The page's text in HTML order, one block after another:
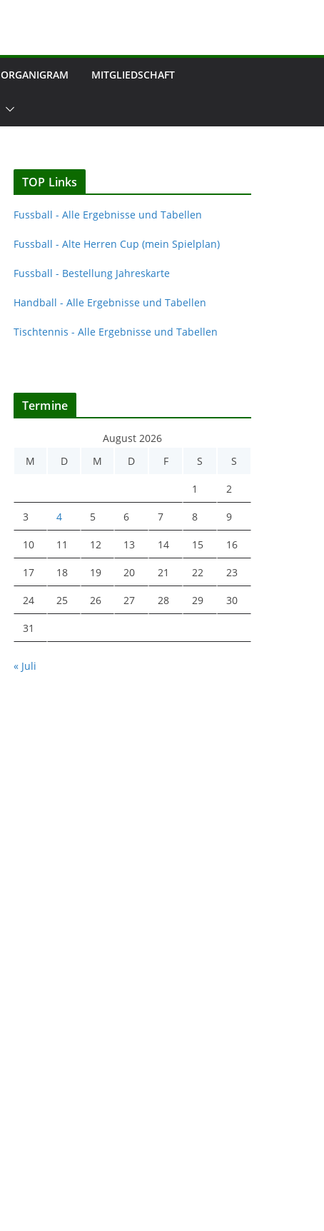
ORGANIGRAM MITGLIEDSCHAFT
TOP Links
Fussball - Alle Ergebnisse und Tabellen
Fussball - Alte Herren Cup (mein Spielplan)
Fussball - Bestellung Jahreskarte
Handball - Alle Ergebnisse und Tabellen
Tischtennis - Alle Ergebnisse und Tabellen
Termine
August 2026
M
D M D F S S
1 2
3 4 5 6 7 8 9
10 11 12 13 14 15 16
17 18 19 20 21 22 23
24 25 26 27 28 29 30
31
« Juli